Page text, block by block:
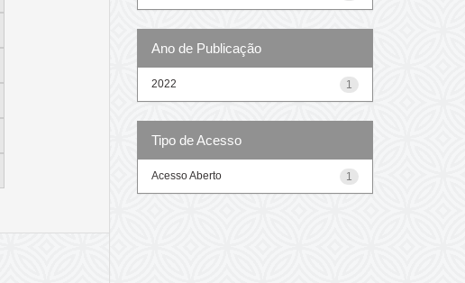
Ano de Publicação
1
2022
Tipo de Acesso
1
Acesso Aberto